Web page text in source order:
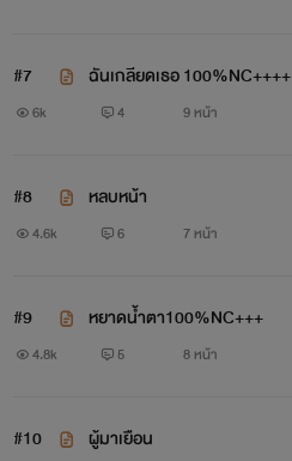
#7 ฉันเกลียดเธอ 100%NC++++
6k 4 9 หน้า
#8 หลบหน้า
4.6k 6 7 หน้า
#9 หยาดน้ำตา100%NC+++
4.8k 5 8 หน้า
#10 ผู้มาเยือน